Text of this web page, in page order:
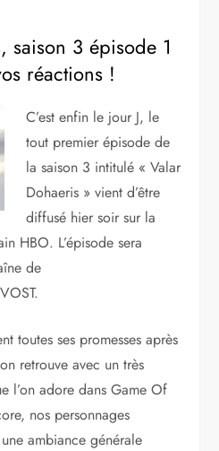
saison 3 épisode 1
réactions !
C’est enfin le jour J, le
tout premier épisode de
la saison 3 intitulé « Valar
Dohaeris » vient d’être
diffusé hier soir sur la
HBO. L’épisode sera
de
toutes ses promesses après
retrouve avec un très
l’on adore dans Game Of
nos personnages
ambiance générale